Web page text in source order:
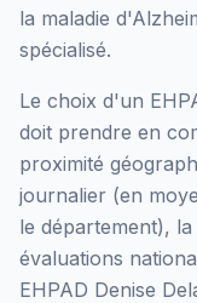
la maladie
spécialisé.
Le choix d'un
doit prendre en
proximité
journalier (en
le département),
évaluations
EHPAD Denise